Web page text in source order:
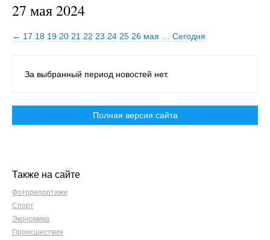
27 мая 2024
← 17 18 19 20 21 22 23 24 25 26 мая Сегодня
За выбранный период новостей нет.
Полная версия сайта
Также на сайте
Фоторепортажи
Спорт
Экономика
Происшествия